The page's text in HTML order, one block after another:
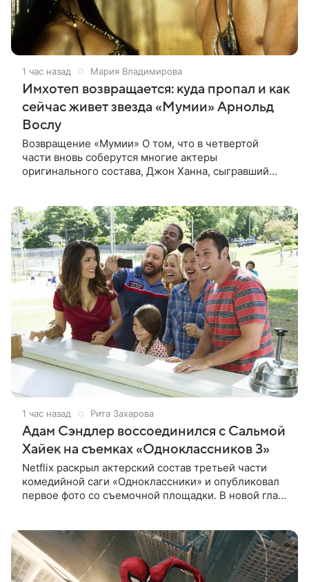
1 час назад Мария Владимирова
Имхотеп возвращается: куда пропал и как
сейчас живет звезда «Мумии» Арнольд
Вослу
Возвращение «Мумии» О том, что в четвертой
части вновь соберутся многие актеры
оригинального состава, Джон Ханна, сыгравший
1 час назад Рита Захарова
Адам Сэндлер воссоединился с Сальмой
Хайек на съемках «Одноклассников 3»
Netflix раскрыл актерский состав третьей части
комедийной саги «Одноклассники» и опубликовал
первое фото со съемочной площадки. В новой главе